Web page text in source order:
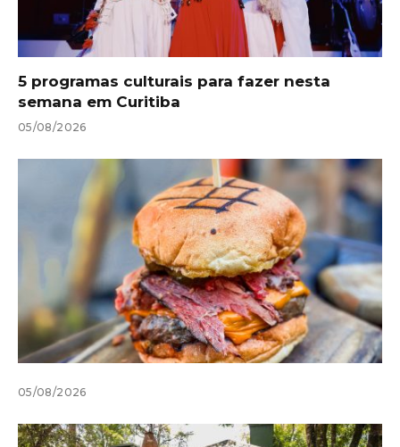
5 programas culturais para fazer nesta
semana em Curitiba
05/08/2026
05/08/2026